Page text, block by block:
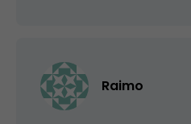
Raimo